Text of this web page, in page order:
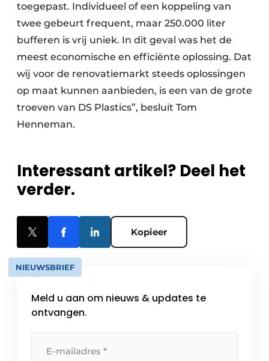
toegepast. Individueel of een koppeling van
twee gebeurt frequent, maar 250.000 liter
bufferen is vrij uniek. In dit geval was het de
meest economische en efficiënte oplossing. Dat
wij voor de renovatiemarkt steeds oplossingen
op maat kunnen aanbieden, is een van de grote
troeven van DS Plastics”, besluit Tom
Henneman.
Interessant artikel? Deel het
verder.
Kopieer
NIEUWSBRIEF
Meld u aan om nieuws & updates te
ontvangen.